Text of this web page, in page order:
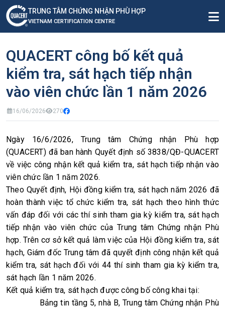
TRUNG TÂM CHỨNG NHẬN PHÙ HỢP
VIETNAM CERTIFICATION CENTRE
QUACERT công bố kết quả
kiểm tra, sát hạch tiếp nhận
vào viên chức lần 1 năm 2026
16/06/2026 270
Ngày 16/6/2026, Trung tâm Chứng nhận Phù hợp
(QUACERT) đã ban hành Quyết định số 3838/QĐ-QUACERT
về việc công nhận kết quả kiểm tra, sát hạch tiếp nhận vào
Theo Quyết định, Hội đồng kiểm tra, sát hạch năm 2026 đã
hoàn thành việc tổ chức kiểm tra, sát hạch theo hình thức
vấn đáp đối với các thí sinh tham gia kỳ kiểm tra, sát hạch
tiếp nhận vào viên chức của Trung tâm Chứng nhận Phù
hợp. Trên cơ sở kết quả làm việc của Hội đồng kiểm tra, sát
hạch, Giám đốc Trung tâm đã quyết định công nhận kết quả
kiểm tra, sát hạch đối với 44 thí sinh tham gia kỳ kiểm tra,
Kết quả kiểm tra, sát hạch được công bố công khai tại: